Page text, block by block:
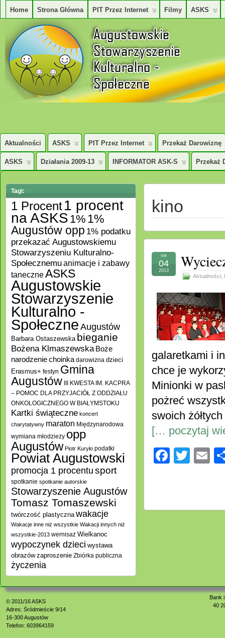
Home Strona Główna PIT Przez Internet Filmy ASKS
AUGUSTOWSKIE STOWARZYSZENE KULTURALNO – SPOŁECZNE
Aktualności ASKS PIT Przez Internet Przekaż Darowiznę
ASKS Działania 2009-13 INFORMATOR ASK-S Przekaż
kino
Aktualności
sie
04
2013
galaretkami i
chce je
Minionki w
pożreć
swoich
[… poczytaj
Tagi:
1 Procent1 procent
na ASKS 1% 1%
Augustów opp 1% podatku
przekazać Augustowskiemu
Stowarzyszeniu Kulturalno-
Społecznemuanimacje i zabawy
taneczneASKS
Augustowskie
Stowarzyszenie
Kulturalno -
Społeczne Augustów
Barbara Ostaszewska bieganie
Bożena Klmaszewska Boże
narodzeniechoinka darowizna dzieci
Erasmus+ festyn Gmina
Augustów III KWESTA IM. KACPRA
– POMOC DLA PRZYJACIÓŁ Z ODDZIAŁU
ONKOLOGICZNEGO W BIAŁYMSTOKU
Kartki świąteczne koncert
charytatywny maraton Międzynarodowa
wymiana młodzieży opp
Augustów Piotr Kuryło podatki
Powiat Augustowski
promocja 1 procentusport
spotkanie spotkanie autorskie
Stowarzyszenie Augustów
Tomasz Tomaszewski
twórczość plastyczna wakacje
Wakacje inne niż wszystkie Wakacji innych niż
wszystkie-2013 wernisaż Wielkanoc
wypoczynek dzieci wystawa
obrazów zaproszenie Zbiórka publiczna
życzenia
© 2011/16ASKS
Adres: Śródmieście 9/14
16-300 Augustów
Telefon: 603964159
Bank
40